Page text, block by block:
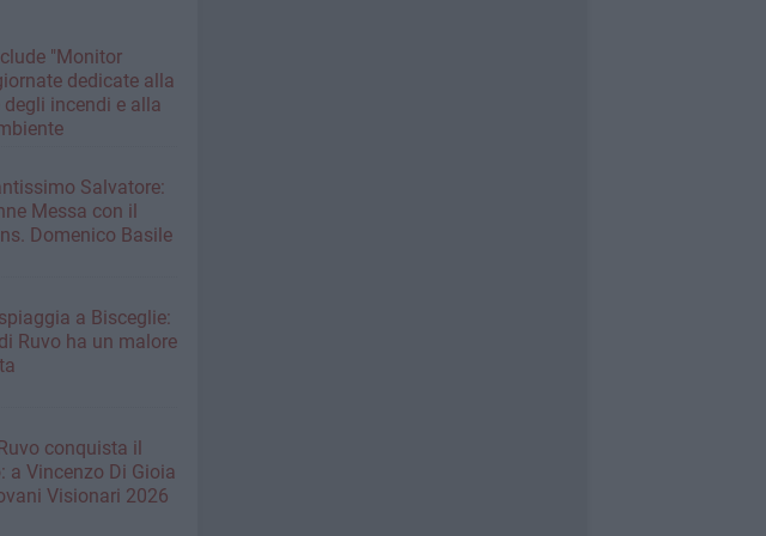
"Monitor
dedicate alla
degli incendi e alla
Salvatore:
Messa con il
Domenico Basile
a Bisceglie:
Ruvo ha un malore
conquista il
a Vincenzo Di Gioia
Visionari 2026